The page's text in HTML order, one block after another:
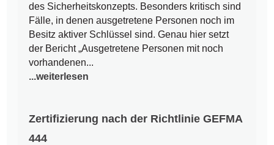
des Sicherheitskonzepts. Besonders kritisch sind
Fälle, in denen ausgetretene Personen noch im
Besitz aktiver Schlüssel sind. Genau hier setzt
der Bericht „Ausgetretene Personen mit noch
vorhandenen...
...weiterlesen
Zertifizierung nach der Richtlinie GEFMA
444